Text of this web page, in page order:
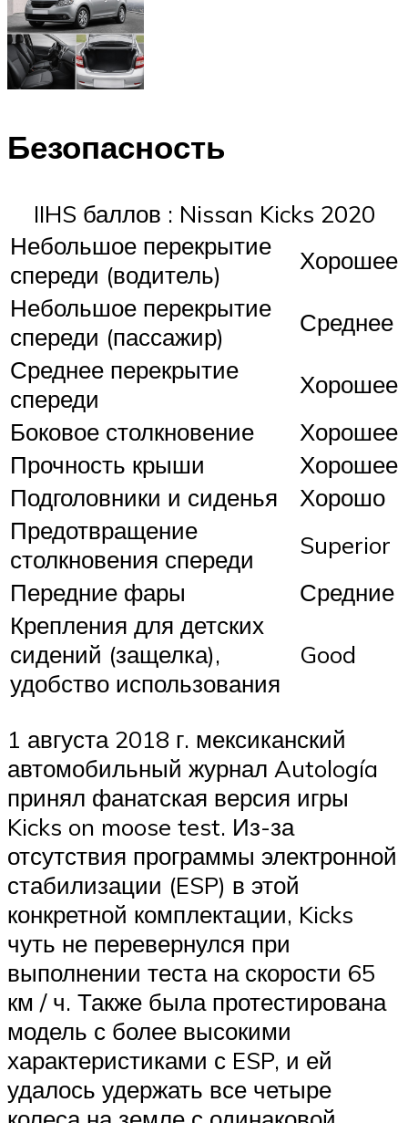
Безопасность
IIHS баллов : Nissan Kicks 2020
Небольшое перекрытие
спереди (водитель)
Хорошее
Небольшое перекрытие
спереди (пассажир)
Среднее
Среднее перекрытие
спереди
Хорошее
Боковое столкновение
Хорошее
Прочность крыши
Хорошее
Подголовники и сиденья
Хорошо
Предотвращение
столкновения спереди
Superior
Передние фары
Средние
Крепления для детских
сидений (защелка),
удобство использования
Good
1 августа 2018 г. мексиканский
автомобильный журнал Autología
принял фанатская версия игры
Kicks on moose test. Из-за
отсутствия программы электронной
стабилизации (ESP) в этой
конкретной комплектации, Kicks
чуть не перевернулся при
выполнении теста на скорости 65
км / ч. Также была протестирована
модель с более высокими
характеристиками с ESP, и ей
удалось удержать все четыре